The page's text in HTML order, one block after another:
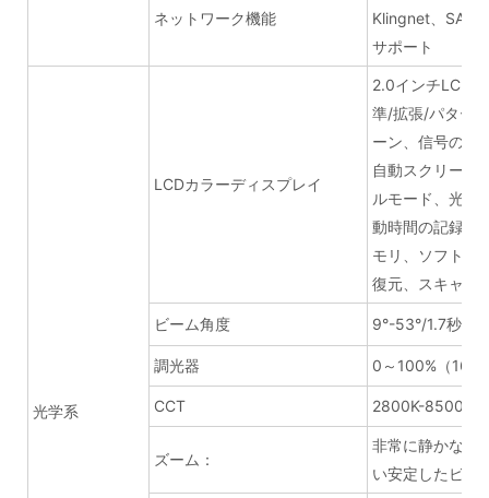
ネットワーク機能
Klingnet、
サポート
光学系
LCDカラーディスプレイ
2.0インチLCD
準/拡張/パター
ーン、信号のヒ
自動スクリーン
ルモード、光源
動時間の記録、
モリ、ソフトウ
復元、スキャン
ビーム角度 9°-53°/1.7秒
調光器 0～100%（16ビ
CCT 2800K-8500K
ズーム：
非常に静かなモ
い安定したビー